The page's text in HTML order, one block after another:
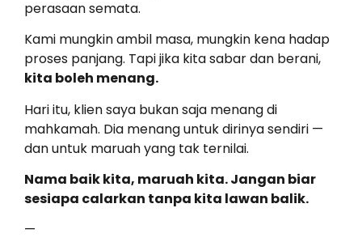
perasaan semata.
Kami mungkin ambil masa, mungkin kena hadap
proses panjang. Tapi jika kita sabar dan berani,
kita boleh menang.
Hari itu, klien saya bukan saja menang di
mahkamah. Dia menang untuk dirinya sendiri —
dan untuk maruah yang tak ternilai.
Nama baik kita, maruah kita. Jangan biar
sesiapa calarkan tanpa kita lawan balik.
—